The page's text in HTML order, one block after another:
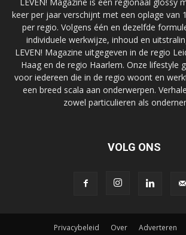
keer per jaar verschijnt met een oplage van
per regio. Volgens één en dezelfde
individuele werkwijze, inhoud en
LEVEN! Magazine uitgegeven in de regio
Haag en de regio Haarlem. Onze lifestyle
voor iedereen die in de regio woont en
een breed scala aan onderwerpen.
zowel particulieren als
VOLG ONS
Privacybeleid Over Adverteren